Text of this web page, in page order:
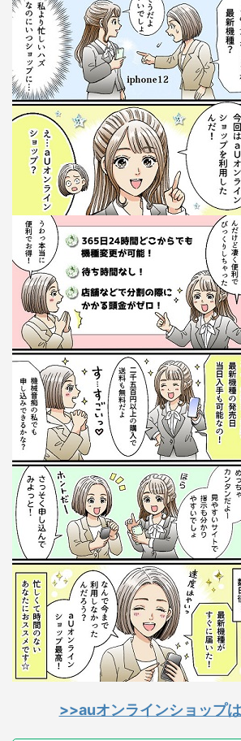
>>auオンラインショップ